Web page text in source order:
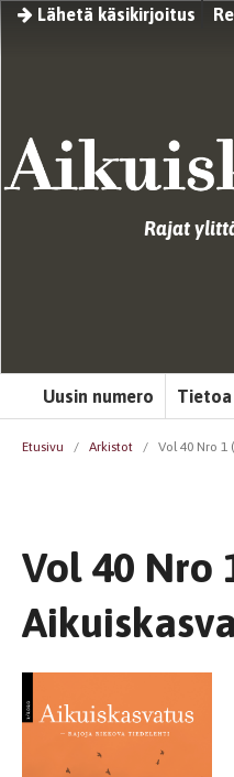
Lähetä käsikirjoitus
Rajat
Uusin numero Tietoa
Etusivu / Arkistot / Vol 40 Nro 1
Vol 40 Nro